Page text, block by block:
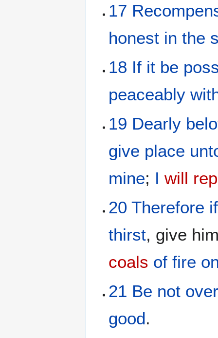
17
honest in the
18 If it be
peaceably
19 Dearly
give place
mine; I will
20 Therefore if
thirst, give
coals of fire
21 Be not
good.